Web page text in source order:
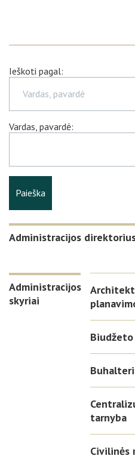
Ieškoti pagal:
Vardas, pavardė
Vardas, pavardė:
Paieška
Administracijos
Administracijos
skyriai
tarnyba
Civilinės